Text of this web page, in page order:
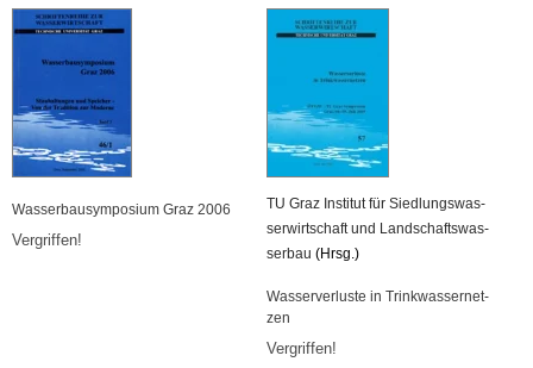
Was­ser­bau­sym­po­si­um Graz 2006
Ver­grif­fen!
TU Graz In­sti­tut für Sied­lungs­was­
ser­wirt­schaft und Land­schafts­was­
ser­bau (Hrsg.)
Was­ser­ver­lus­te in Trink­was­ser­net­
zen
Ver­grif­fen!